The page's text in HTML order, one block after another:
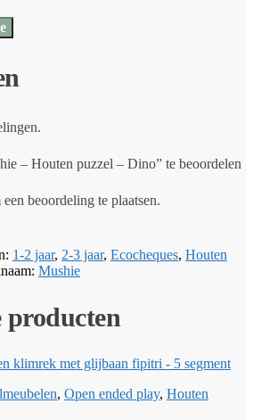
– Houten puzzel – Dino” te beoordelen
een beoordeling te plaatsen.
1-2 jaar, 2-3 jaar, Ecocheques, Houten
Mushie
producten
, Open ended play, Houten